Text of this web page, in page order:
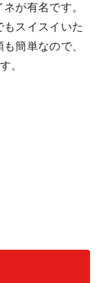
が有名です。
スイスイいた
簡単なので、
。